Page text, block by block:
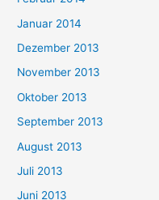
Januar 2014
Dezember 2013
November 2013
Oktober 2013
September 2013
August 2013
Juli 2013
Juni 2013